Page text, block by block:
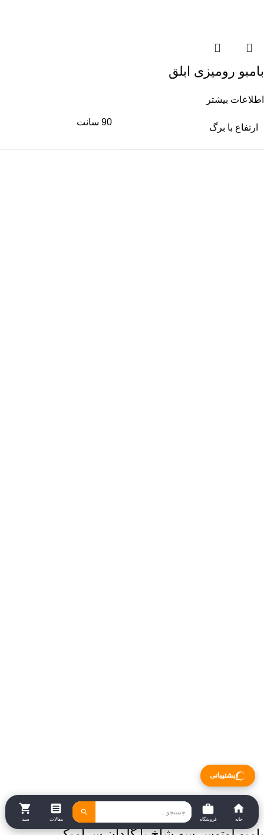
بامبو رومیزی ابلق
اطلاعات بیشتر
ارتفاع با برگ
90 سانت
پشتیبانی
خانه فروشگاه مقالات سبد